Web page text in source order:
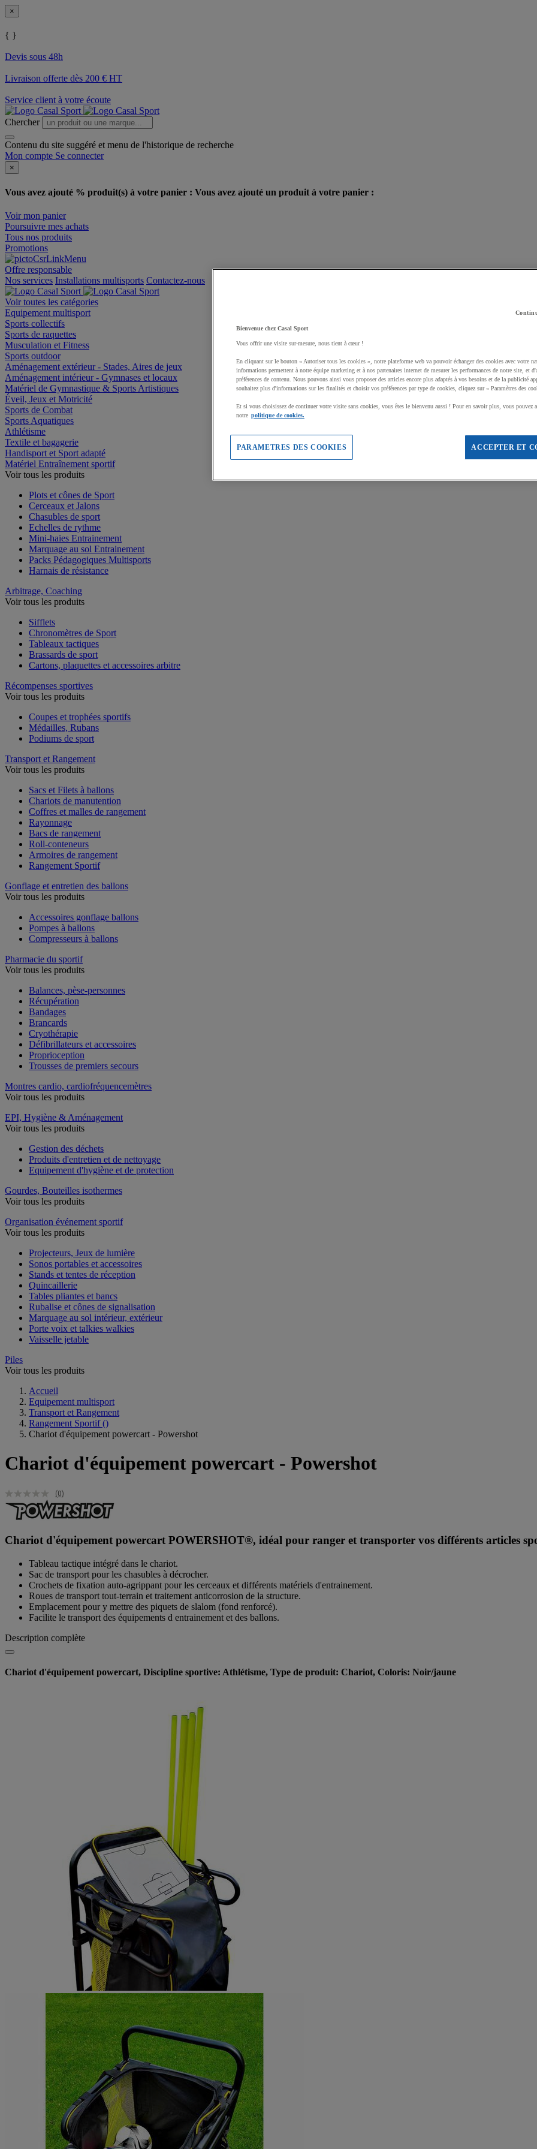
×
{ }
Devis sous 48h
Livraison offerte dès 200 € HT
Service client à votre écoute
Chercher
Contenu du site suggéré et menu de l'historique de recherche
Mon compte Se connecter
×
Vous avez ajouté % produit(s) à votre panier : Vous avez ajouté un produit à votre panier :
Voir mon panier
Poursuivre mes achats
Tous nos produits
Promotions
Offre responsable
Nos services Installations multisports Contactez-nous
Voir toutes les catégories
Equipement multisport
Sports collectifs
Sports de raquettes
Musculation et Fitness
Sports outdoor
Aménagement extérieur - Stades, Aires de jeux
Aménagement intérieur - Gymnases et locaux
Matériel de Gymnastique & Sports Artistiques
Éveil, Jeux et Motricité
Sports de Combat
Sports Aquatiques
Athlétisme
Textile et bagagerie
Handisport et Sport adapté
Matériel Entraînement sportif
Voir tous les produits
Plots et cônes de Sport
Cerceaux et Jalons
Chasubles de sport
Echelles de rythme
Mini-haies Entrainement
Marquage au sol Entrainement
Packs Pédagogiques Multisports
Harnais de résistance
Arbitrage, Coaching
Voir tous les produits
Sifflets
Chronomètres de Sport
Tableaux tactiques
Brassards de sport
Cartons, plaquettes et accessoires arbitre
Récompenses sportives
Voir tous les produits
Coupes et trophées sportifs
Médailles, Rubans
Podiums de sport
Transport et Rangement
Voir tous les produits
Sacs et Filets à ballons
Chariots de manutention
Coffres et malles de rangement
Rayonnage
Bacs de rangement
Roll-conteneurs
Armoires de rangement
Rangement Sportif
Gonflage et entretien des ballons
Voir tous les produits
Accessoires gonflage ballons
Pompes à ballons
Compresseurs à ballons
Pharmacie du sportif
Voir tous les produits
Balances, pèse-personnes
Récupération
Bandages
Brancards
Cryothérapie
Défibrillateurs et accessoires
Proprioception
Trousses de premiers secours
Montres cardio, cardiofréquencemètres
Voir tous les produits
EPI, Hygiène & Aménagement
Voir tous les produits
Gestion des déchets
Produits d'entretien et de nettoyage
Equipement d'hygiène et de protection
Gourdes, Bouteilles isothermes
Voir tous les produits
Organisation événement sportif
Voir tous les produits
Projecteurs, Jeux de lumière
Sonos portables et accessoires
Stands et tentes de réception
Quincaillerie
Tables pliantes et bancs
Rubalise et cônes de signalisation
Marquage au sol intérieur, extérieur
Porte voix et talkies walkies
Vaisselle jetable
Piles
Voir tous les produits
Accueil
Equipement multisport
Transport et Rangement
Rangement Sportif ()
Chariot d'équipement powercart - Powershot
Chariot d'équipement powercart - Powershot
(0)
Chariot d'équipement powercart POWERSHOT®, idéal pour ranger et transporter vos différents articles
Tableau tactique intégré dans le chariot.
Sac de transport pour les chasubles à décrocher.
Crochets de fixation auto-agrippant pour les cerceaux et différents matériels d'entrainement.
Roues de transport tout-terrain et traitement anticorrosion de la structure.
Emplacement pour y mettre des piquets de slalom (fond renforcé).
Facilite le transport des équipements d entrainement et des ballons.
Description complète
Chariot d'équipement powercart, Discipline sportive: Athlétisme, Type de produit: Chariot, Coloris: Noir/jaune
Bienvenue chez Casal Sport
Vous offrir une visite sur-mesure, nous tient à cœur !
En cliquant sur le bouton « Autoriser tous les cookies », notre plateforme web va pouvoir échanger des cookies avec votre
informations permettent à notre équipe marketing et à nos partenaires internet de mesurer les performances de notre site, et
préférences de contenu. Nous pouvons ainsi vous proposer des articles encore plus adaptés à vos besoins et de la publicité
souhaitez plus d'informations sur les finalités et choisir vos préférences par type de cookies, cliquez sur « Paramètres des
Et si vous choisissez de continuer votre visite sans cookies, vous êtes le bienvenu aussi ! Pour en savoir plus, vous pouvez
notre politique de cookies.
ACCEPTER ET
PARAMETRES DES COOKIES